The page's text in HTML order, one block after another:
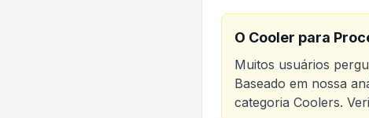
O Cooler para
Muitos usuários
Baseado em nossa
categoria Coolers.